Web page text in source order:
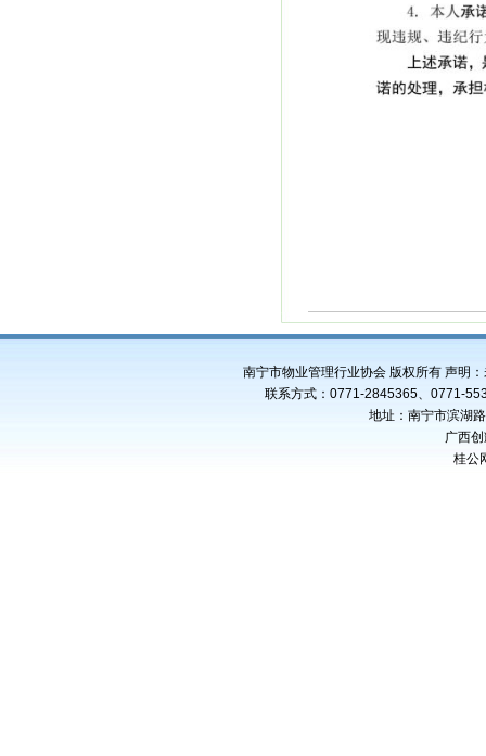
南宁市物业管理行业协会 版权所有 声明
联系方式：0771-2845365、0771-
地址：南宁市滨湖
广西
桂公